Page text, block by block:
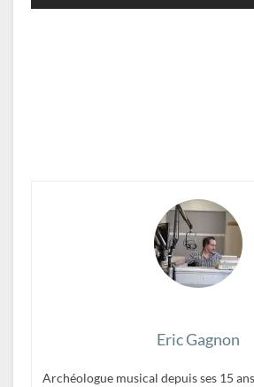
Eric Gagnon
Archéologue musical depuis ses 15